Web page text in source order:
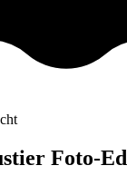
Foto-